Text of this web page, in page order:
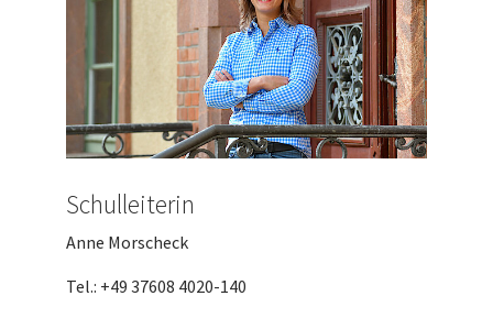
Schulleiterin
Anne Morscheck
Tel.: +49 37608 4020-140